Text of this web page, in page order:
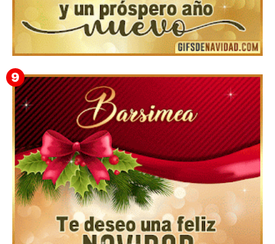
Te deseo una Feliz Navidad Marlene